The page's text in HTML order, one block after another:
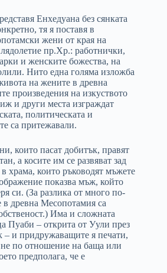
Енхедуана без сянката
тя я поставя в
жени от края на
пр.Хр.: работнички,
и женските божества, на
Нито една голяма изложба
на жените в древна
произведения на изкуството
и други места изграждат
политическата и
са притежавали.
които пасат добитък, правят
а косите им се развяват зад
храма, които ръководят мъжете
показва мъж, който
си. (За разлика от много по-
древна Месопотамия са
Има и сложната
Пуаби – открита от Уули през
и придружаващите я печати,
по отношение на баща или
предполага, че е